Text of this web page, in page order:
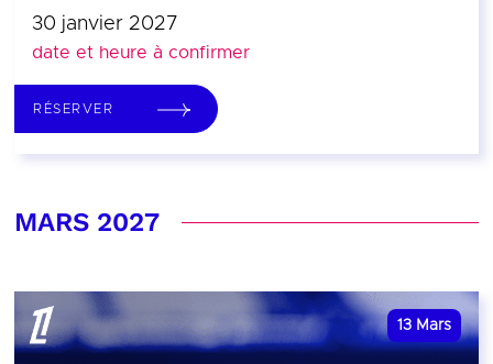
30 janvier 2027
date et heure à confirmer
RÉSERVER
MARS 2027
13 Mars